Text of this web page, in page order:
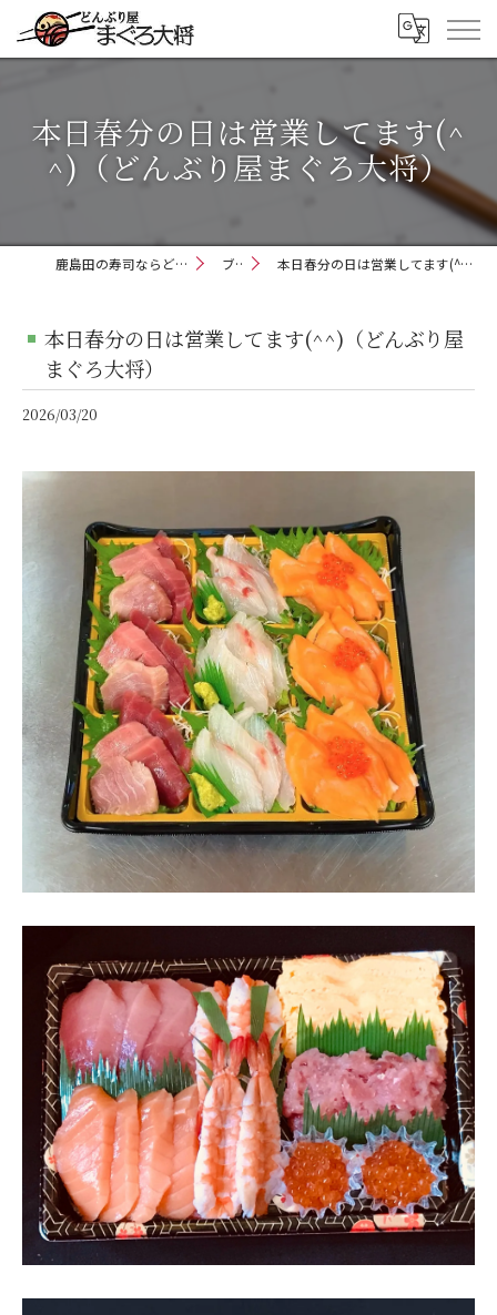
本日春分の日は営業してます(^
^)（どんぶり屋まぐろ大将）
鹿島田の寿司ならどんぶり屋まぐろ大将 ブログ 本日春分の日は営業してます(^^)（どんぶり屋まぐろ大将）
本日春分の日は営業してます(^^)（どんぶり屋
まぐろ大将）
2026/03/20